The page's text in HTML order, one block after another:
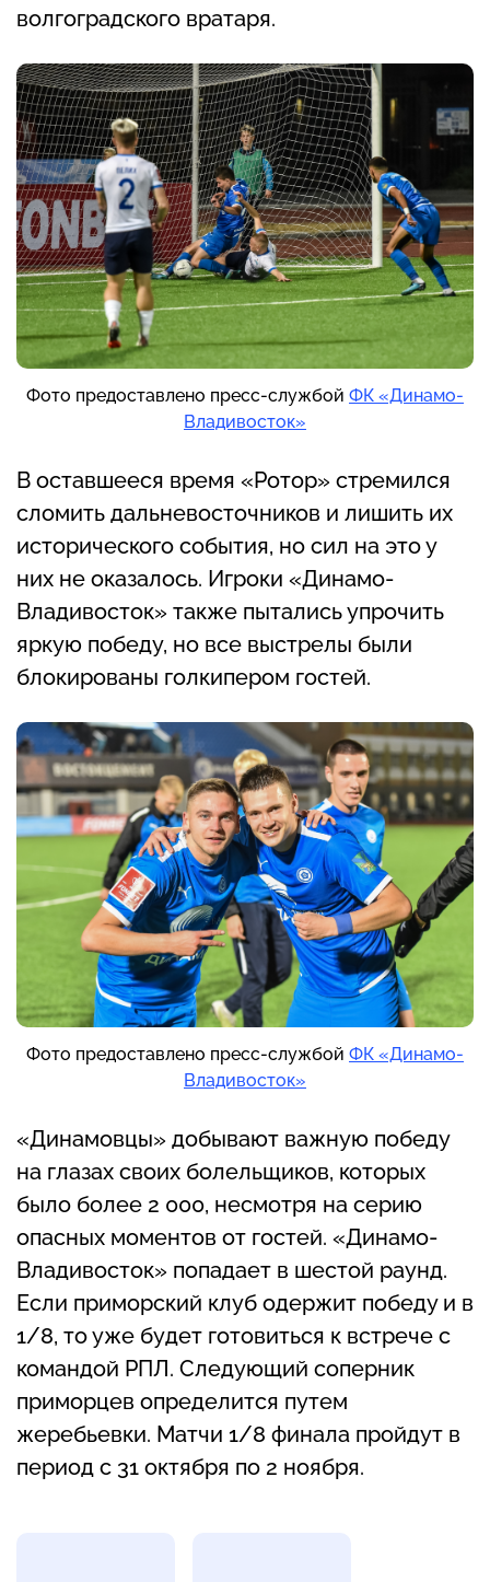
волгоградского вратаря.
Фото предоставлено пресс-службой ФК «Динамо-
Владивосток»
В оставшееся время «Ротор» стремился
сломить дальневосточников и лишить их
исторического события, но сил на это у
них не оказалось. Игроки «Динамо-
Владивосток» также пытались упрочить
яркую победу, но все выстрелы были
блокированы голкипером гостей.
Фото предоставлено пресс-службой ФК «Динамо-
Владивосток»
«Динамовцы» добывают важную победу
на глазах своих болельщиков, которых
было более 2 000, несмотря на серию
опасных моментов от гостей. «Динамо-
Владивосток» попадает в шестой раунд.
Если приморский клуб одержит победу и в
1/8, то уже будет готовиться к встрече с
командой РПЛ. Следующий соперник
приморцев определится путем
жеребьевки. Матчи 1/8 финала пройдут в
период с 31 октября по 2 ноября.